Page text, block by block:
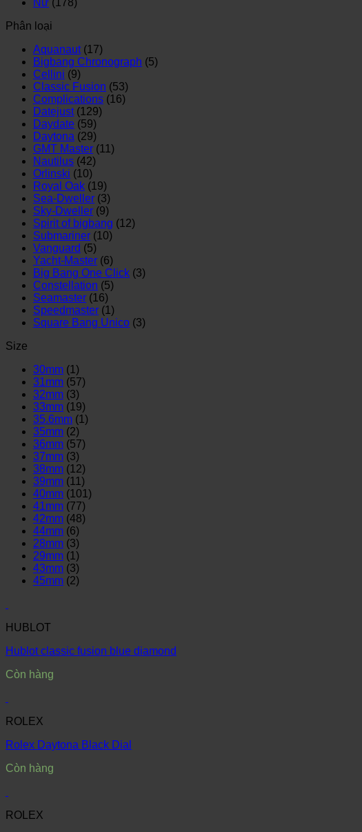
Nữ (178)
Phân loại
Aquanaut (17)
Bigbang Chronograph (5)
Cellini (9)
Classic Fusion (53)
Complications (16)
Datejust (129)
Daydate (59)
Daytona (29)
GMT Master (11)
Nautilus (42)
Orlinski (10)
Royal Oak (19)
Sea-Dweller (3)
Sky-Dweller (9)
Spirit of bigbang (12)
Submariner (10)
Vanguard (5)
Yacht-Master (6)
Big Bang One Click (3)
Constellation (5)
Seamaster (16)
Speedmaster (1)
Square Bang Unico (3)
Size
30mm (1)
31mm (57)
32mm (3)
33mm (19)
35.6mm (1)
35mm (2)
36mm (57)
37mm (3)
38mm (12)
39mm (11)
40mm (101)
41mm (77)
42mm (48)
44mm (6)
28mm (3)
29mm (1)
43mm (3)
45mm (2)
HUBLOT
Hublot classic fusion blue diamond
Còn hàng
ROLEX
Rolex Daytona Black Dial
Còn hàng
ROLEX